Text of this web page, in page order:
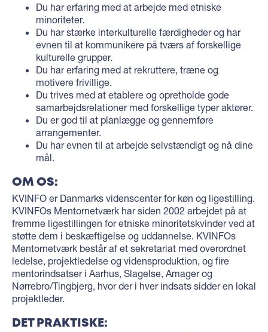
Du har erfaring med at arbejde med etniske
minoriteter.
Du har stærke interkulturelle færdigheder og har
evnen til at kommunikere på tværs af forskellige
kulturelle grupper.
Du har erfaring med at rekruttere, træne og
motivere frivillige.
Du trives med at etablere og opretholde gode
samarbejdsrelationer med forskellige typer aktører.
Du er god til at planlægge og gennemføre
arrangementer.
Du har evnen til at arbejde selvstændigt og nå dine
mål.
OM OS:
KVINFO er Danmarks videnscenter for køn og ligestilling.
KVINFOs Mentornetværk har siden 2002 arbejdet på at
fremme ligestillingen for etniske minoritetskvinder ved at
støtte dem i beskæftigelse og uddannelse. KVINFOs
Mentornetværk består af et sekretariat med overordnet
ledelse, projektledelse og vidensproduktion, og fire
mentorindsatser i Aarhus, Slagelse, Amager og
Nørrebro/Tingbjerg, hvor der i hver indsats sidder en lokal
projektleder.
DET PRAKTISKE: